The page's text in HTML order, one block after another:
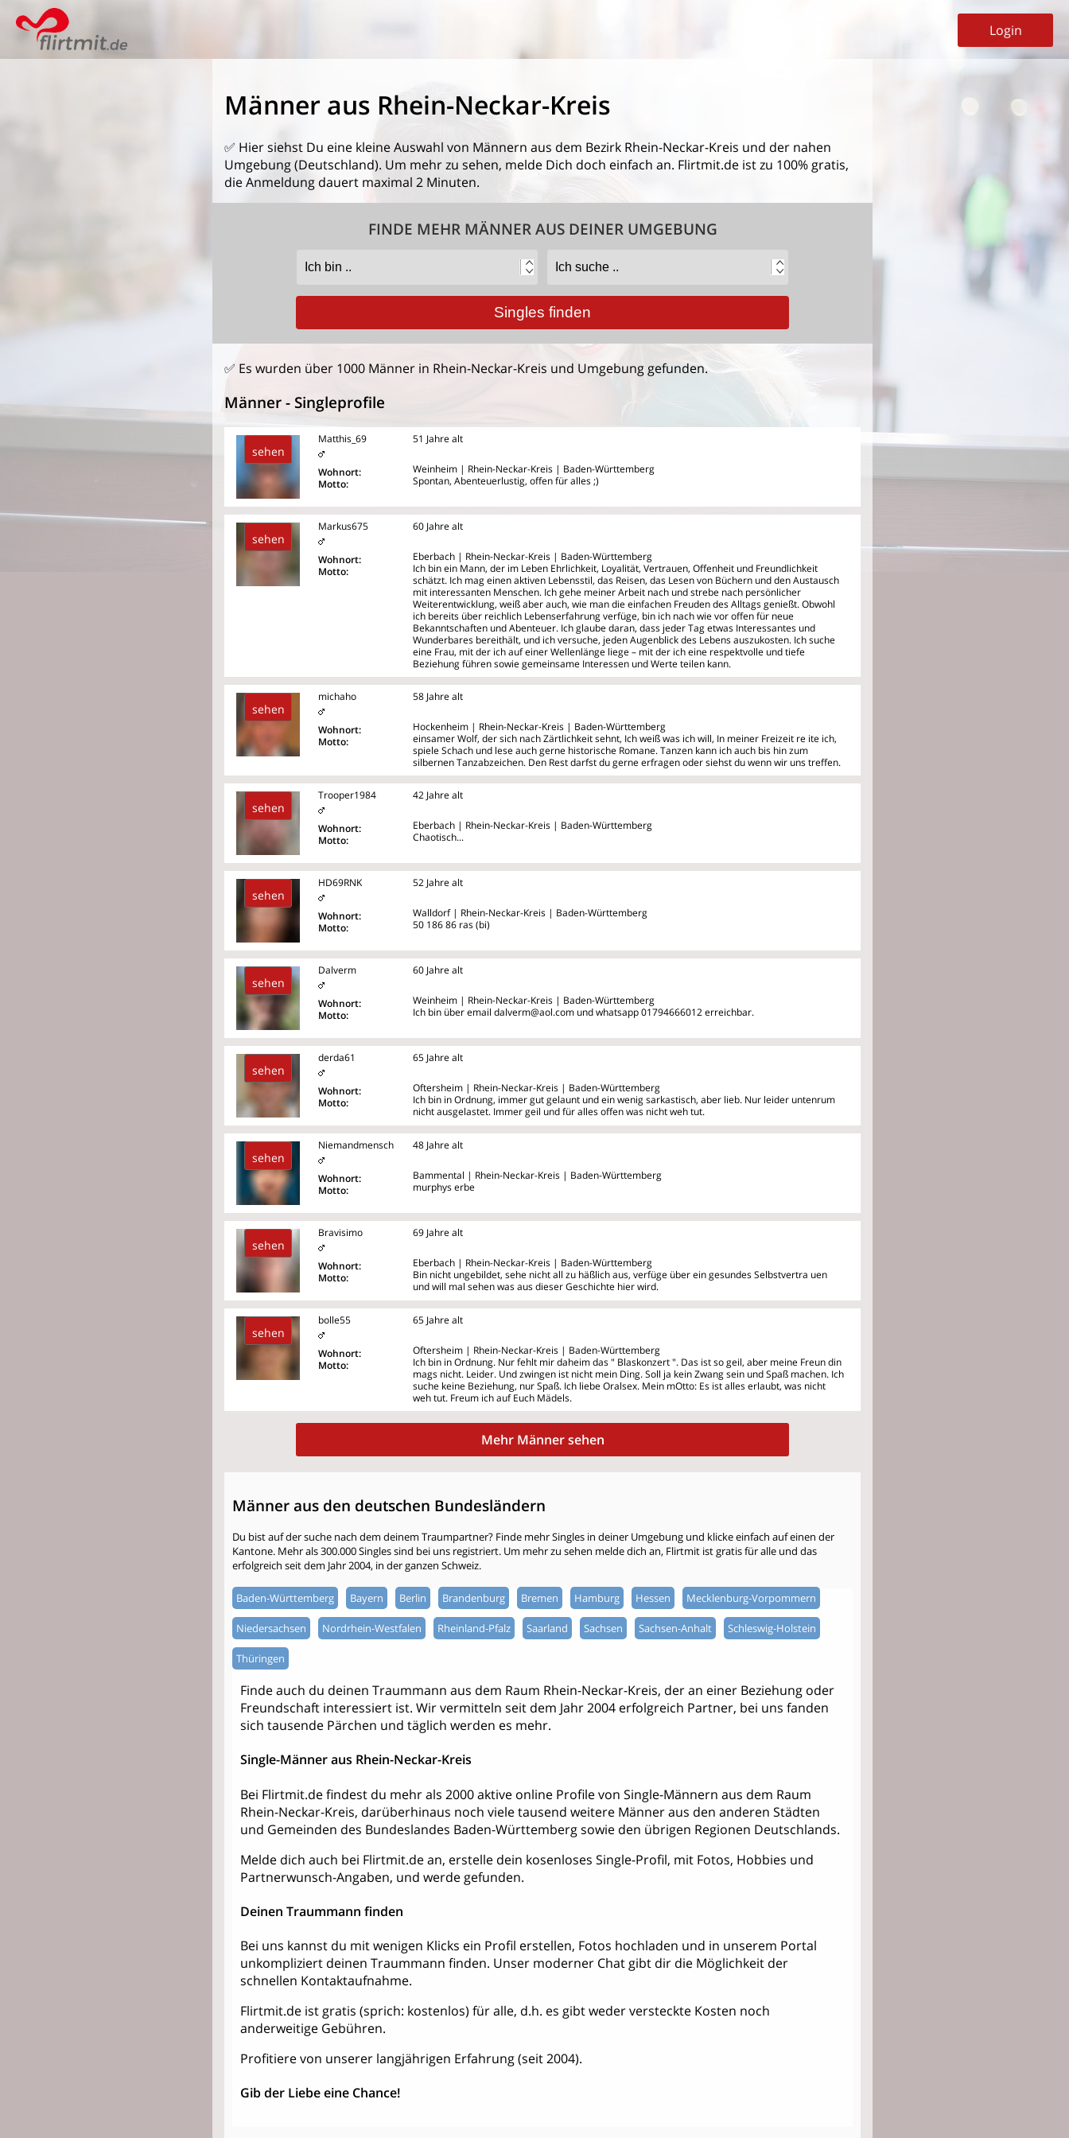
Login
Männer aus Rhein-Neckar-Kreis
✅ Hier siehst Du eine kleine Auswahl von Männern aus dem Bezirk Rhein-Neckar-Kreis und der nahen
Umgebung (Deutschland). Um mehr zu sehen, melde Dich doch einfach an. Flirtmit.de ist zu 100% gratis,
die Anmeldung dauert maximal 2 Minuten.
FINDE MEHR MÄNNER AUS DEINER UMGEBUNG
✅ Es wurden über 1000 Männer in Rhein-Neckar-Kreis und Umgebung gefunden.
Männer - Singleprofile
sehen
Matthis_69
Wohnort:
Motto:
51 Jahre alt
Weinheim | Rhein-Neckar-Kreis | Baden-Württemberg
Spontan, Abenteuerlustig, offen für alles ;)
sehen
Markus675
Wohnort:
Motto:
60 Jahre alt
Eberbach | Rhein-Neckar-Kreis | Baden-Württemberg
Ich bin ein Mann, der im Leben Ehrlichkeit, Loyalität, Vertrauen, Offenheit und Freundlichkeit
schätzt. Ich mag einen aktiven Lebensstil, das Reisen, das Lesen von Büchern und den Austausch
mit interessanten Menschen. Ich gehe meiner Arbeit nach und strebe nach persönlicher
Weiterentwicklung, weiß aber auch, wie man die einfachen Freuden des Alltags genießt. Obwohl
ich bereits über reichlich Lebenserfahrung verfüge, bin ich nach wie vor offen für neue
Bekanntschaften und Abenteuer. Ich glaube daran, dass jeder Tag etwas Interessantes und
Wunderbares bereithält, und ich versuche, jeden Augenblick des Lebens auszukosten. Ich suche
eine Frau, mit der ich auf einer Wellenlänge liege – mit der ich eine respektvolle und tiefe
Beziehung führen sowie gemeinsame Interessen und Werte teilen kann.
sehen
michaho
Wohnort:
Motto:
58 Jahre alt
Hockenheim | Rhein-Neckar-Kreis | Baden-Württemberg
einsamer Wolf, der sich nach Zärtlichkeit sehnt, Ich weiß was ich will, In meiner Freizeit re ite ich,
spiele Schach und lese auch gerne historische Romane. Tanzen kann ich auch bis hin zum
silbernen Tanzabzeichen. Den Rest darfst du gerne erfragen oder siehst du wenn wir uns treffen.
sehen
Trooper1984
Wohnort:
Motto:
42 Jahre alt
Eberbach | Rhein-Neckar-Kreis | Baden-Württemberg
Chaotisch...
sehen
HD69RNK
Wohnort:
Motto:
52 Jahre alt
Walldorf | Rhein-Neckar-Kreis | Baden-Württemberg
50 186 86 ras (bi)
sehen
Dalverm
Wohnort:
Motto:
60 Jahre alt
Weinheim | Rhein-Neckar-Kreis | Baden-Württemberg
Ich bin über email dalverm@aol.com und whatsapp 01794666012 erreichbar.
sehen
derda61
Wohnort:
Motto:
65 Jahre alt
Oftersheim | Rhein-Neckar-Kreis | Baden-Württemberg
Ich bin in Ordnung, immer gut gelaunt und ein wenig sarkastisch, aber lieb. Nur leider untenrum
nicht ausgelastet. Immer geil und für alles offen was nicht weh tut.
sehen
Niemandmensch
Wohnort:
Motto:
48 Jahre alt
Bammental | Rhein-Neckar-Kreis | Baden-Württemberg
murphys erbe
sehen
Bravisimo
Wohnort:
Motto:
69 Jahre alt
Eberbach | Rhein-Neckar-Kreis | Baden-Württemberg
Bin nicht ungebildet, sehe nicht all zu häßlich aus, verfüge über ein gesundes Selbstvertra uen
und will mal sehen was aus dieser Geschichte hier wird.
sehen
bolle55
Wohnort:
Motto:
65 Jahre alt
Oftersheim | Rhein-Neckar-Kreis | Baden-Württemberg
Ich bin in Ordnung. Nur fehlt mir daheim das " Blaskonzert ". Das ist so geil, aber meine Freun din
mags nicht. Leider. Und zwingen ist nicht mein Ding. Soll ja kein Zwang sein und Spaß machen. Ich
suche keine Beziehung, nur Spaß. Ich liebe Oralsex. Mein mOtto: Es ist alles erlaubt, was nicht
weh tut. Freum ich auf Euch Mädels.
Mehr Männer sehen
Männer aus den deutschen Bundesländern
Du bist auf der suche nach dem deinem Traumpartner? Finde mehr Singles in deiner Umgebung und klicke einfach auf einen der
Kantone. Mehr als 300.000 Singles sind bei uns registriert. Um mehr zu sehen melde dich an, Flirtmit ist gratis für alle und das
erfolgreich seit dem Jahr 2004, in der ganzen Schweiz.
Baden-Württemberg Bayern Berlin Brandenburg Bremen Hamburg Hessen Mecklenburg-Vorpommern
Niedersachsen Nordrhein-Westfalen Rheinland-Pfalz Saarland Sachsen Sachsen-Anhalt Schleswig-Holstein
Thüringen
Finde auch du deinen Traummann aus dem Raum Rhein-Neckar-Kreis, der an einer Beziehung oder
Freundschaft interessiert ist. Wir vermitteln seit dem Jahr 2004 erfolgreich Partner, bei uns fanden
sich tausende Pärchen und täglich werden es mehr.
Single-Männer aus Rhein-Neckar-Kreis
Bei Flirtmit.de findest du mehr als 2000 aktive online Profile von Single-Männern aus dem Raum
Rhein-Neckar-Kreis, darüberhinaus noch viele tausend weitere Männer aus den anderen Städten
und Gemeinden des Bundeslandes Baden-Württemberg sowie den übrigen Regionen Deutschlands.
Melde dich auch bei Flirtmit.de an, erstelle dein kosenloses Single-Profil, mit Fotos, Hobbies und
Partnerwunsch-Angaben, und werde gefunden.
Deinen Traummann finden
Bei uns kannst du mit wenigen Klicks ein Profil erstellen, Fotos hochladen und in unserem Portal
unkompliziert deinen Traummann finden. Unser moderner Chat gibt dir die Möglichkeit der
schnellen Kontaktaufnahme.
Flirtmit.de ist gratis (sprich: kostenlos) für alle, d.h. es gibt weder versteckte Kosten noch
anderweitige Gebühren.
Profitiere von unserer langjährigen Erfahrung (seit 2004).
Gib der Liebe eine Chance!